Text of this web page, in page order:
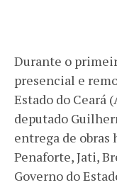
Durante o
presencial e
Estado do Ceará
deputado
entrega de
Penaforte, Jati,
Governo do